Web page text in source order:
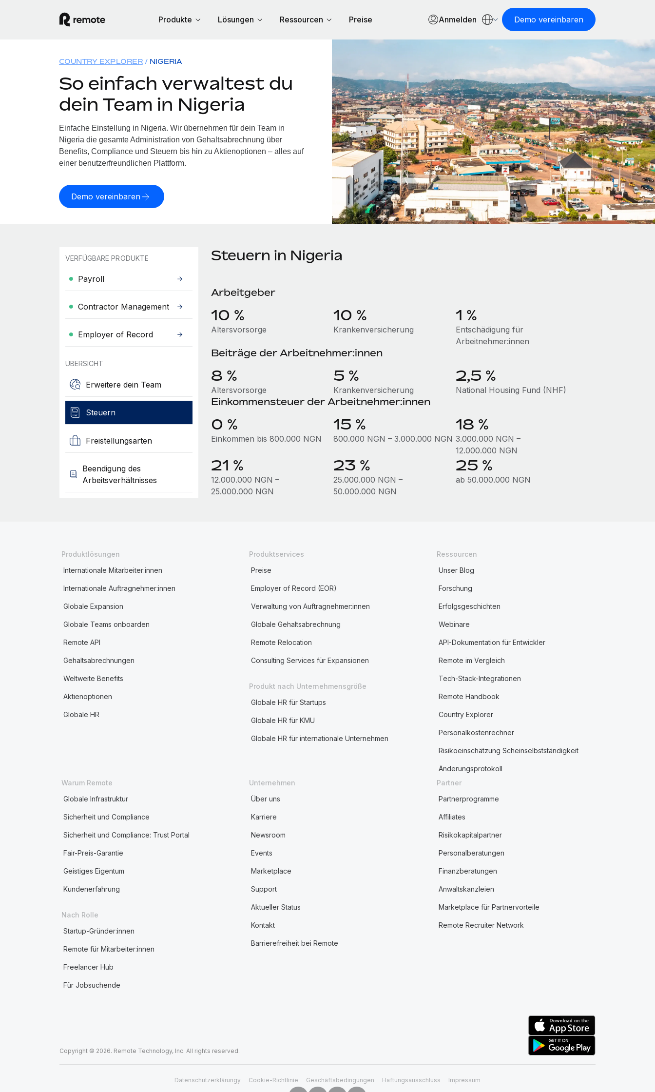
Produkte Lösungen Ressourcen Preise Anmelden Demo vereinbaren
COUNTRY EXPLORER NIGERIA
So einfach verwaltest du
dein Team in Nigeria
Einfache Einstellung in Nigeria. Wir übernehmen für dein Team in
Nigeria die gesamte Administration von Gehaltsabrechnung über
Benefits, Compliance und Steuern bis hin zu Aktienoptionen – alles auf
einer benutzerfreundlichen Plattform.
Demo vereinbaren
VERFÜGBARE PRODUKTE
Payroll
Contractor Management
Employer of Record
ÜBERSICHT
Erweitere dein Team
Steuern
Freistellungsarten
Beendigung des
Arbeitsverhältnisses
Steuern in Nigeria
Arbeitgeber
10 %
Altersvorsorge
10 %
Krankenversicherung
1 %
Entschädigung für
Arbeitnehmer:innen
Beiträge der Arbeitnehmer:innen
8 %
Altersvorsorge
5 %
Krankenversicherung
2,5 %
National Housing Fund (NHF)
Einkommensteuer der Arbeitnehmer:innen
0 %
Einkommen bis 800.000 NGN
15 %
800.000 NGN – 3.000.000 NGN
18 %
3.000.000 NGN –
12.000.000 NGN
21 %
12.000.000 NGN –
25.000.000 NGN
23 %
25.000.000 NGN –
50.000.000 NGN
25 %
ab 50.000.000 NGN
Produktlösungen
Internationale Mitarbeiter:innen
Internationale Auftragnehmer:innen
Globale Expansion
Globale Teams onboarden
Remote API
Gehaltsabrechnungen
Weltweite Benefits
Aktienoptionen
Globale HR
Produktservices
Preise
Employer of Record (EOR)
Verwaltung von Auftragnehmer:innen
Globale Gehaltsabrechnung
Remote Relocation
Consulting Services für Expansionen
Produkt nach Unternehmensgröße
Globale HR für Startups
Globale HR für KMU
Globale HR für internationale Unternehmen
Ressourcen
Unser Blog
Forschung
Erfolgsgeschichten
Webinare
API-Dokumentation für Entwickler
Remote im Vergleich
Tech-Stack-Integrationen
Remote Handbook
Country Explorer
Personalkostenrechner
Risikoeinschätzung Scheinselbstständigkeit
Änderungsprotokoll
Warum Remote
Globale Infrastruktur
Sicherheit und Compliance
Sicherheit und Compliance: Trust Portal
Fair-Preis-Garantie
Geistiges Eigentum
Kundenerfahrung
Nach Rolle
Startup-Gründer:innen
Remote für Mitarbeiter:innen
Freelancer Hub
Für Jobsuchende
Unternehmen
Über uns
Karriere
Newsroom
Events
Marketplace
Support
Aktueller Status
Kontakt
Barrierefreiheit bei Remote
Partner
Partnerprogramme
Affiliates
Risikokapitalpartner
Personalberatungen
Finanzberatungen
Anwaltskanzleien
Marketplace für Partnervorteile
Remote Recruiter Network
Copyright © 2026. Remote Technology, Inc. All rights reserved.
Datenschutzerklärungy Cookie-Richtlinie Geschäftsbedingungen Haftungsausschluss Impressum